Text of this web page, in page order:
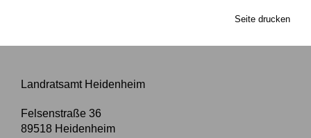
Seite drucken
Landratsamt Heidenheim
Felsenstraße 36
89518 Heidenheim